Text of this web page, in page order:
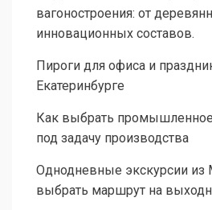
вагоностроения: от
инновационных составов.
Пироги для офиса и
Екатеринбурге
Как выбрать
под задачу производства
Однодневные экскурсии из
выбрать маршрут на